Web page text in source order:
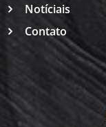
Notíciais
Contato